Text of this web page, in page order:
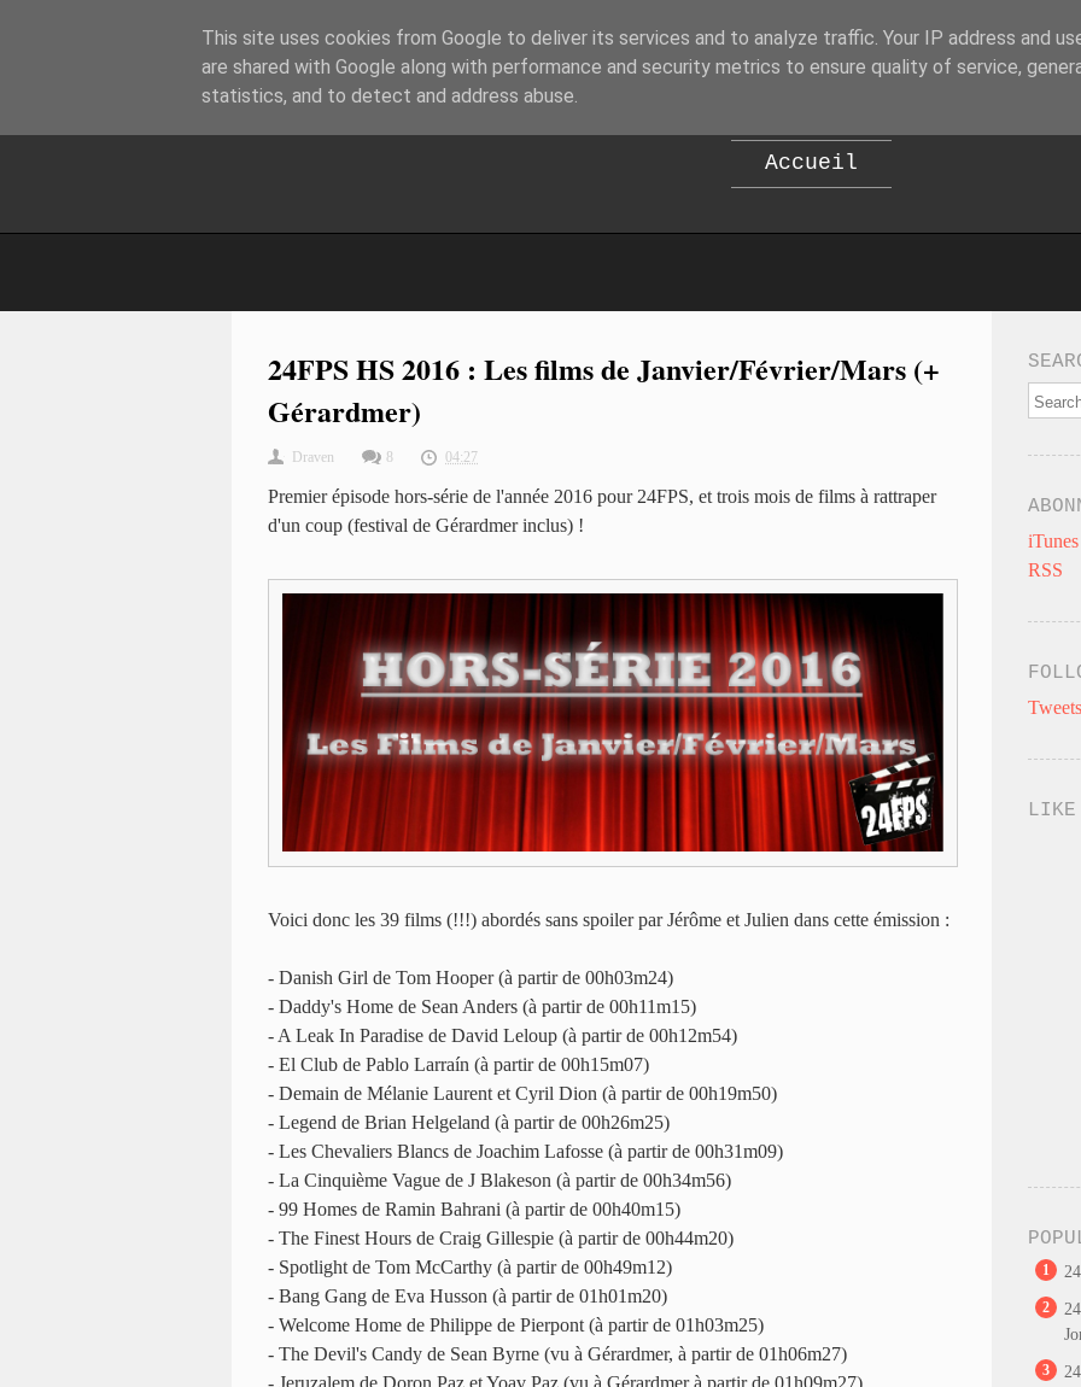
B EPOD
Accueil
24FPS HS 2016 : Les films de Janvier/Février/Mars (+
Gérardmer)
Draven 8 04:27
Premier épisode hors-série de l'année 2016 pour 24FPS, et trois mois de films à rattraper
d'un coup (festival de Gérardmer inclus) !
Voici donc les 39 films (!!!) abordés sans spoiler par Jérôme et Julien dans cette émission :
- Danish Girl de Tom Hooper (à partir de 00h03m24)
- Daddy's Home de Sean Anders (à partir de 00h11m15)
- A Leak In Paradise de David Leloup (à partir de 00h12m54)
- El Club de Pablo Larraín (à partir de 00h15m07)
- Demain de Mélanie Laurent et Cyril Dion (à partir de 00h19m50)
- Legend de Brian Helgeland (à partir de 00h26m25)
- Les Chevaliers Blancs de Joachim Lafosse (à partir de 00h31m09)
- La Cinquième Vague de J Blakeson (à partir de 00h34m56)
- 99 Homes de Ramin Bahrani (à partir de 00h40m15)
- The Finest Hours de Craig Gillespie (à partir de 00h44m20)
- Spotlight de Tom McCarthy (à partir de 00h49m12)
- Bang Gang de Eva Husson (à partir de 01h01m20)
- Welcome Home de Philippe de Pierpont (à partir de 01h03m25)
- The Devil's Candy de Sean Byrne (vu à Gérardmer, à partir de 01h06m27)
- Jeruzalem de Doron Paz et Yoav Paz (vu à Gérardmer à partir de 01h09m27)
iTunes
RSS
LIKE
1
2
3
This site uses cookies from Google to deliver its services and to analyze traffic. Your IP address and
are shared with Google along with performance and security metrics to ensure quality of service,
statistics, and to detect and address abuse.